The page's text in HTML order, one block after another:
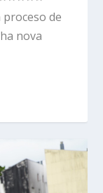
proceso de
nova